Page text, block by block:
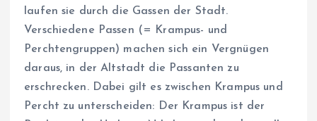
laufen sie durch die Gassen der Stadt.
Verschiedene Passen (= Krampus- und
Perchtengruppen) machen sich ein Vergnügen
daraus, in der Altstadt die Passanten zu
erschrecken. Dabei gilt es zwischen Krampus und
Percht zu unterscheiden: Der Krampus ist der